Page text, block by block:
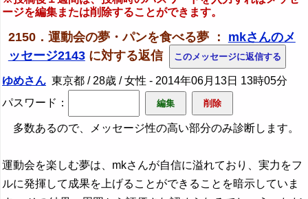
ージを編集または削除することができます。
2150．運動会の夢・パンを食べる夢 ： mkさんのメ
ッセージ2143に対する返信
ゆめさん 東京都 / 28歳 / 女性 - 2014年06月13日 13時05分
パスワード：
多数あるので、メッセージ性の高い部分のみ診断します。
運動会を楽しむ夢は、mkさんが自信に溢れており、実力をフ
ルに発揮して成果を上げることができることを暗示していま